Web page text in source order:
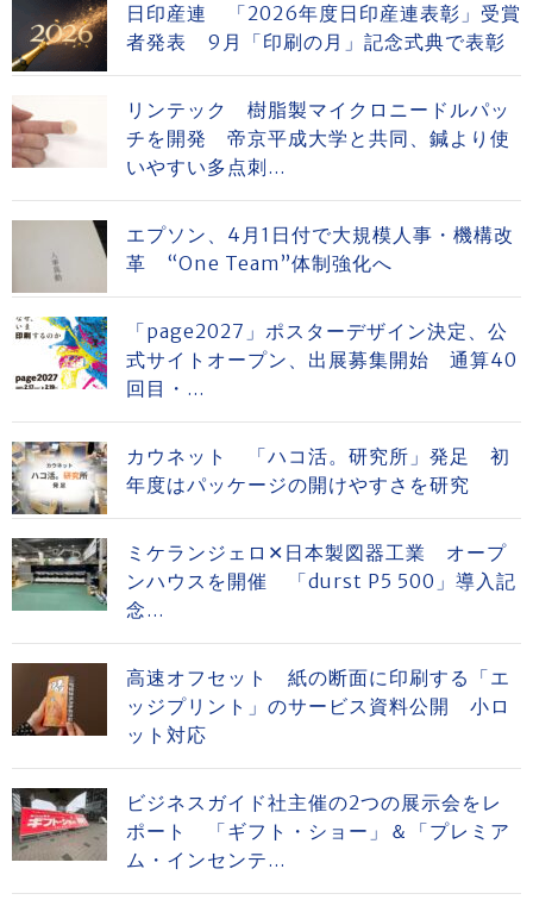
日印産連 「2026年度日印産連表彰」受賞
者発表 9月「印刷の月」記念式典で表彰
リンテック 樹脂製マイクロニードルパッ
チを開発 帝京平成大学と共同、鍼より使
いやすい多点刺...
エプソン、4月1日付で大規模人事・機構改
革 “One Team”体制強化へ
「page2027」ポスターデザイン決定、公
式サイトオープン、出展募集開始 通算40
回目・...
カウネット 「ハコ活。研究所」発足 初
年度はパッケージの開けやすさを研究
ミケランジェロ✕日本製図器工業 オープ
ンハウスを開催 「durst P5 500」導入記
念...
高速オフセット 紙の断面に印刷する「エ
ッジプリント」のサービス資料公開 小ロ
ット対応
ビジネスガイド社主催の2つの展示会をレ
ポート 「ギフト・ショー」＆「プレミア
ム・インセンテ...